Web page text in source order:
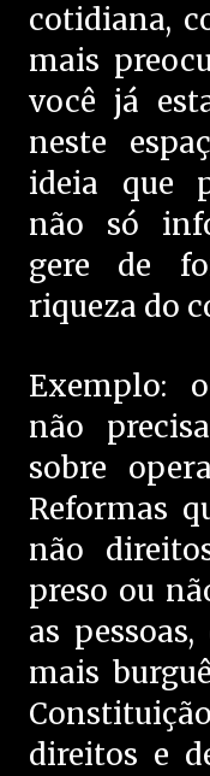
cotidiana,
mais
você já
neste
ideia que
não só
gere de
riqueza do
Exemplo:
não
sobre
Reformas
não
preso ou
as
mais
direitos e